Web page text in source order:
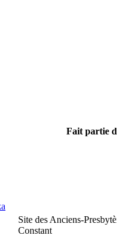
Fait partie
Site des Anciens-
Constant